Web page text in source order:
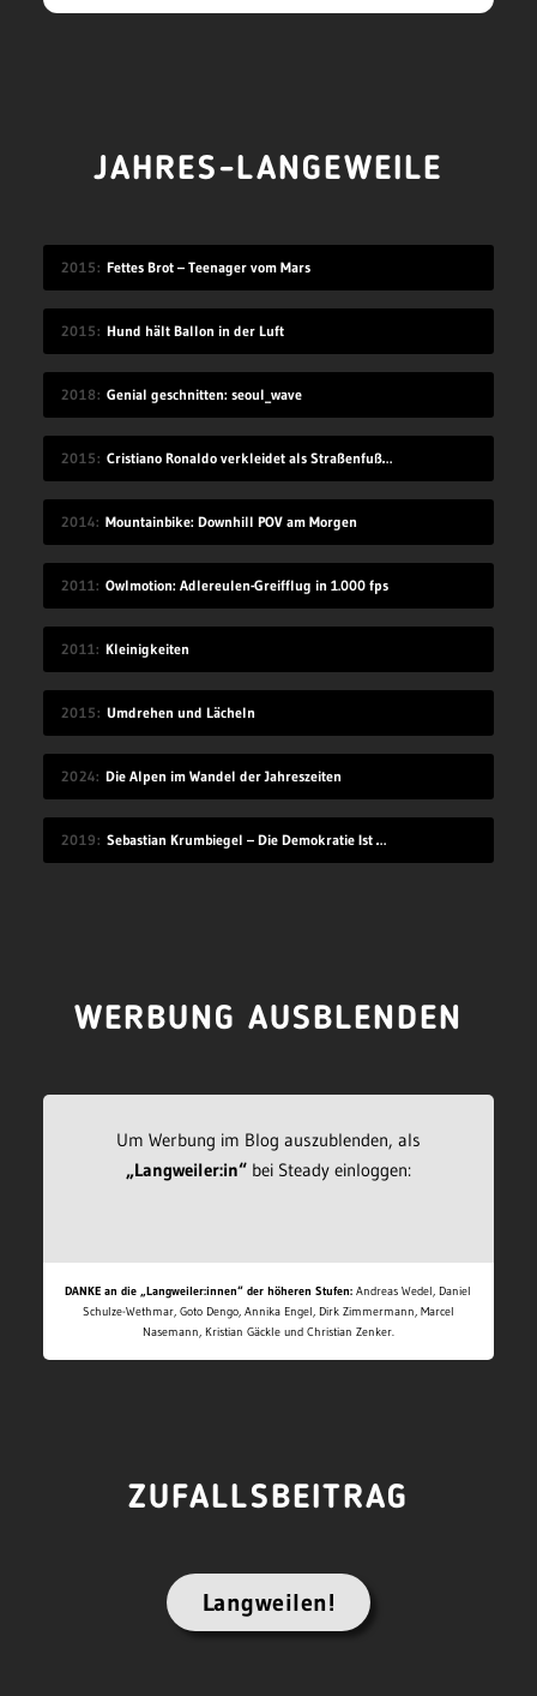
JAHRES-LANGEWEILE
2015 Fettes Brot – Teenager vom Mars
2015 Hund hält Ballon in der Luft
2018 Genial geschnitten: seoul_wave
2015 Cristiano Ronaldo verkleidet als Straßenfußballer
2014 Mountainbike: Downhill POV am Morgen
2011 Owlmotion: Adlereulen-Greifflug in 1.000 fps
2011 Kleinigkeiten
2015 Umdrehen und Lächeln
2024 Die Alpen im Wandel der Jahreszeiten
2019 Sebastian Krumbiegel – Die Demokratie Ist Weiblich
WERBUNG AUSBLENDEN
Um Werbung im Blog auszublenden, als
„Langweiler:in“bei Steady einloggen:
DANKE an die „Langweiler:innen“ der höheren Stufen: Andreas Wedel, Daniel
Schulze-Wethmar, Goto Dengo, Annika Engel, Dirk Zimmermann, Marcel
Nasemann, Kristian Gäckle und Christian Zenker.
ZUFALLSBEITRAG
Langweilen!